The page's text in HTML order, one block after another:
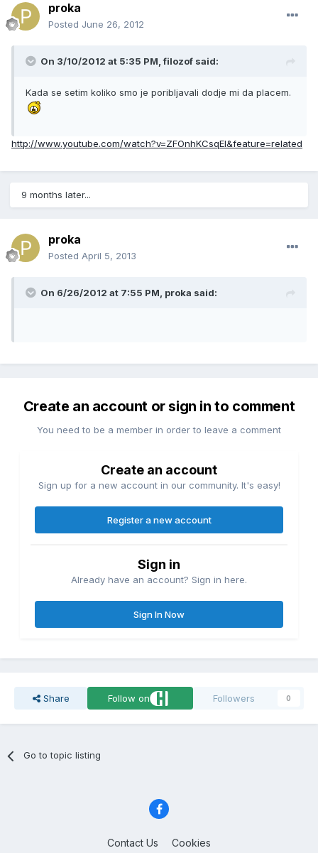
proka
Posted June 26, 2012
On 3/10/2012 at 5:35 PM, filozof said:
Kada se setim koliko smo je poribljavali dodje mi da placem.
http://www.youtube.com/watch?v=ZFOnhKCsqEI&feature=related
9 months later...
proka
Posted April 5, 2013
On 6/26/2012 at 7:55 PM, proka said:
Create an account or sign in to comment
You need to be a member in order to leave a comment
Create an account
Sign up for a new account in our community. It's easy!
Register a new account
Sign in
Already have an account? Sign in here.
Sign In Now
Share Follow on Followers 0
Go to topic listing
Contact Us Cookies